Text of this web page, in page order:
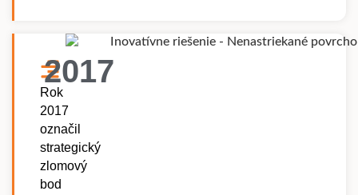
2017
Rok
2017
označil
strategický
zlomový
bod